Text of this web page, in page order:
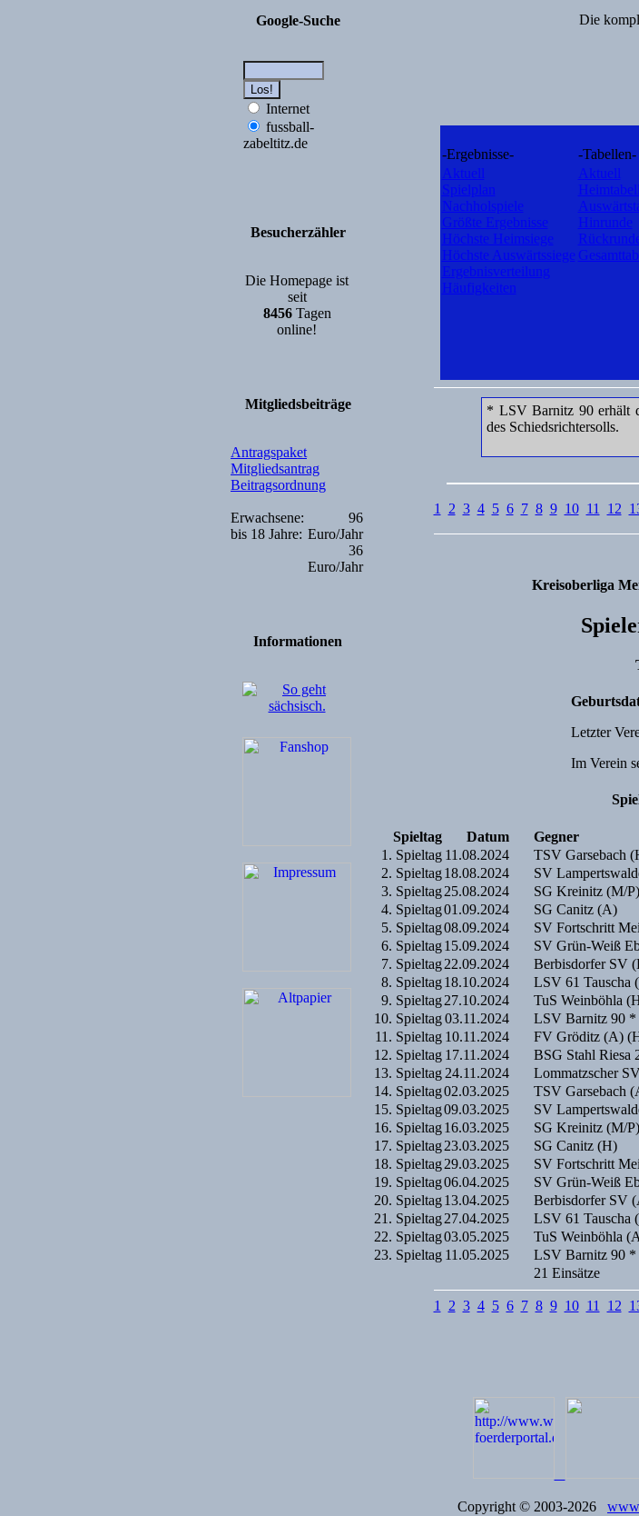
Google-Suche
Internet
fussball-
zabeltitz.de
Besucherzähler
Die Homepage ist
seit
8456Tagen
online!
Mitgliedsbeiträge
Antragspaket
Mitgliedsantrag
Beitragsordnung
Erwachsene:
bis 18 Jahre:
96
Euro/Jahr
36
Euro/Jahr
Informationen
Die
-Ergebnisse-
-Tabellen-
Aktuell
Spielplan
Nachholspiele
Größte Ergebnisse
Höchste Heimsiege
Höchste Auswärtssiege
Ergebnisverteilung
Häufigkeiten
Aktuell
Hinrunde
* LSV Barnitz 90 erhält
des Schiedsrichtersolls.
1 2 3 4 5 6 7 8 9 10 11 12
Kreisoberliga
Letzter
Im Verein
Spieltag Datum Gegner
1. Spieltag 11.08.2024 TSV Garsebach
2. Spieltag18.08.2024 SV
3. Spieltag25.08.2024 SG Kreinitz (M/
4. Spieltag01.09.2024 SG Canitz (A)
5. Spieltag08.09.2024 SV Fortschritt
6. Spieltag15.09.2024 SV Grün-Weiß
7. Spieltag22.09.2024 Berbisdorfer SV
8. Spieltag18.10.2024 LSV 61 Tauscha
9. Spieltag27.10.2024 TuS Weinböhla
10. Spieltag03.11.2024 LSV Barnitz 90
11. Spieltag 10.11.2024 FV Gröditz (A)
12. Spieltag 17.11.2024 BSG Stahl Riesa
13. Spieltag 24.11.2024 Lommatzscher
14. Spieltag02.03.2025 TSV Garsebach
15. Spieltag09.03.2025 SV
16. Spieltag16.03.2025 SG Kreinitz (M/
17. Spieltag23.03.2025 SG Canitz (H)
18. Spieltag29.03.2025 SV Fortschritt
19. Spieltag06.04.2025 SV Grün-Weiß
20. Spieltag13.04.2025 Berbisdorfer SV
21. Spieltag27.04.2025 LSV 61 Tauscha
22. Spieltag03.05.2025 TuS Weinböhla
23. Spieltag 11.05.2025 LSV Barnitz 90
21 Einsätze
1 2 3 4 5 6 7 8 9 10 11 12
Copyright © 2003-2026